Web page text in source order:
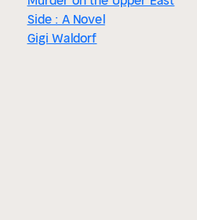
Side : A Novel
Gigi Waldorf